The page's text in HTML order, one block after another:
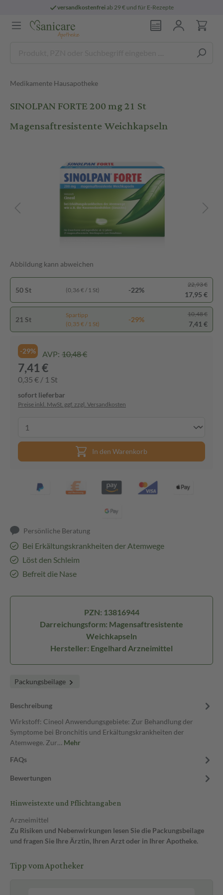
versandkostenfreiab 29 € und für E-Rezepte
Medikamente Hausapotheke
SINOLPAN FORTE 200 mg 21 St
Magensaftresistente Weichkapseln
Abbildung kann abweichen
50 St (0,36 € / 1 St) -22%
22,93 €
17,95 €
21 St
Spartipp
(0,35 € / 1 St)
-29%
10,48 €
7,41 €
-29% AVP: 10,48 €
7,41 €
0,35 € / 1 St
sofort lieferbar
Preise inkl. MwSt. ggf. zzgl. Versandkosten
In den Warenkorb
Persönliche Beratung
Bei Erkältungskrankheiten der Atemwege
Löst den Schleim
Befreit die Nase
PZN: 13816944
Darreichungsform: Magensaftresistente
Weichkapseln
Hersteller: Engelhard Arzneimittel
Packungsbeilage
Beschreibung
Wirkstoff: Cineol Anwendungsgebiete: Zur Behandlung der
Symptome bei Bronchitis und Erkältungskrankheiten der
Atemwege. Zur… Mehr
FAQs
Bewertungen
Hinweistexte und Pflichtangaben
Arzneimittel
Zu Risiken und Nebenwirkungen lesen Sie die Packungsbeilage
und fragen Sie Ihre Ärztin, Ihren Arzt oder in Ihrer Apotheke.
Tipp vom Apotheker